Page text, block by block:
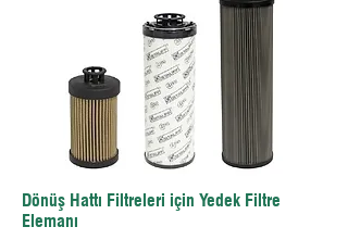
Dönüş Hattı Filtreleri için Yedek Filtre
Elemanı